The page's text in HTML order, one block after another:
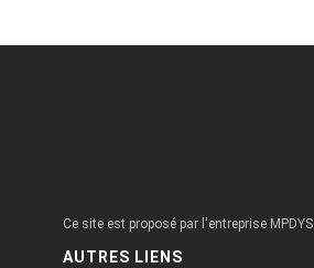
Ce site est proposé par l'entreprise MPDYS
AUTRES LIENS